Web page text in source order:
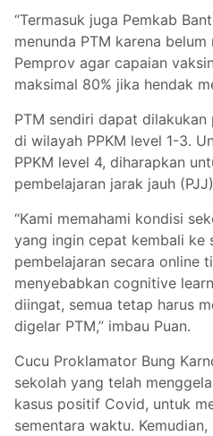
“Termasuk juga Pemkab
menunda PTM karena
Pemprov agar capaian
maksimal 80% jika hendak
PTM sendiri dapat
di wilayah PPKM level 1-3.
PPKM level 4, diharapkan
pembelajaran jarak jauh
“Kami memahami kondisi
yang ingin cepat kembali ke
pembelajaran secara online
menyebabkan cognitive
diingat, semua tetap harus
digelar PTM,” imbau Puan.
Cucu Proklamator Bung
sekolah yang telah
kasus positif Covid, untuk
sementara waktu.